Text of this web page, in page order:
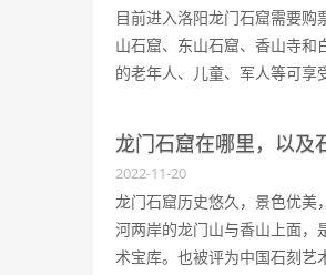
目前进入洛阳龙门石窟需要
山石窟、东山石窟、香山寺和
的老年人、儿童、军人等可享
龙门石窟在哪里，以及
2022-11-20
龙门石窟历史悠久，景色优美
河两岸的龙门山与香山上面，
术宝库。也被评为中国石刻艺